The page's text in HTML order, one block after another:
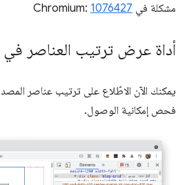
مشكلة في Chromium: 1076427
أداة عرض ترتيب العناصر في
يمكنك الآن الاطّلاع على ترتيب عناصر
فحص إمكانية الوصول.